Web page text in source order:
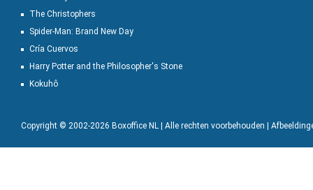
The Christophers
Spider-Man: Brand New Day
Cría Cuervos
Harry Potter and the Philosopher's Stone
Kokuhô
Copyright © 2002-2026 Boxoffice NL | Alle rechten voorbehouden |